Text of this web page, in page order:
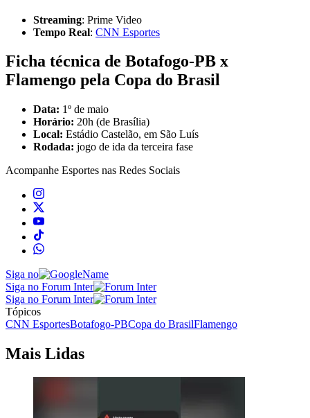
Streaming: Prime Video
Tempo Real: CNN Esportes
Ficha técnica de Botafogo-PB x
Flamengo pela Copa do Brasil
Data: 1º de maio
Horário: 20h (de Brasília)
Local: Estádio Castelão, em São Luís
Rodada: jogo de ida da terceira fase
Acompanhe Esportes nas Redes Sociais
Siga no
Siga no Forum Inter
Siga no Forum Inter
Tópicos
CNN EsportesBotafogo-PBCopa do BrasilFlamengo
Mais Lidas